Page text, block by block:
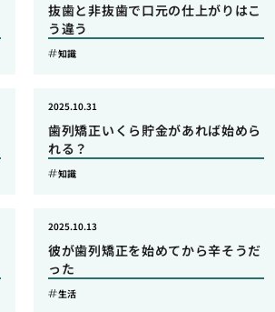
抜歯と非抜歯で口元の仕上がりはこ
う違う
知識
歯列矯正いくら貯金があれば始めら
れる？
2025.10.31
知識
彼が歯列矯正を始めてから辛そうだ
った
2025.10.13
生活